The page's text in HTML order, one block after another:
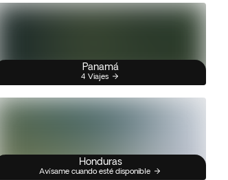
Panamá
4 Viajes
Honduras
Avísame cuando esté disponible